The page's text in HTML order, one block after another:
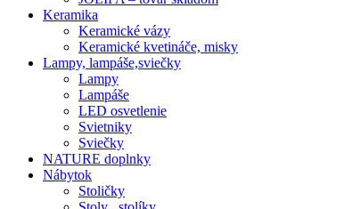
Keramika
Keramické vázy
Keramické kvetináče, misky
Lampy, lampáše,sviečky
Lampy
Lampáše
LED osvetlenie
Svietniky
Sviečky
NATURE doplnky
Nábytok
Stoličky